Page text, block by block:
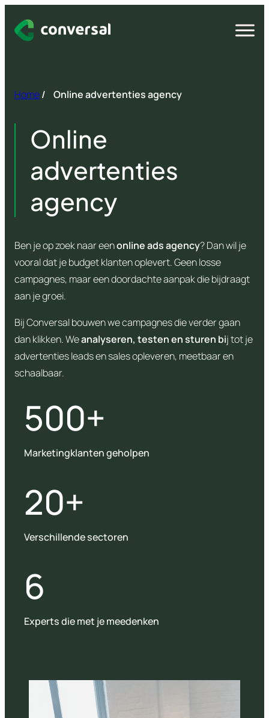
naar
Open
Home/ Online advertenties agency
Online
advertenties
agency
Ben je op zoek naar eenonline ads agency? Dan wil je
vooral dat je budget klanten oplevert. Geen losse
campagnes, maar een doordachte aanpak die bijdraagt
aan je groei.
Bij Conversal bouwen we campagnes die verder gaan
dan klikken. Weanalyseren, testen en sturen bij tot je
advertenties leads en sales opleveren, meetbaar en
schaalbaar.
500+
Marketingklanten geholpen
20+
Verschillende sectoren
6
Experts die met je meedenken